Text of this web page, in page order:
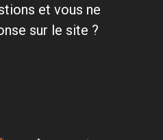
et vous ne
sur le site ?